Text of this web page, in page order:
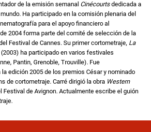
de la emisión semanal Cinécourtsdedicada a
Ha participado en la comisión plenaria del
para el apoyo financiero al
2004 forma parte del comité de selección de la
Festival de Cannes. Su primer cortometraje, La
(2003) ha participado en varios festivales
Pantin, Grenoble, Trouville). Fue
edición 2005 de los premios César y nominado
de cortometraje. Carré dirigió la obra Western
Festival de Avignon. Actualmente escribe el guión